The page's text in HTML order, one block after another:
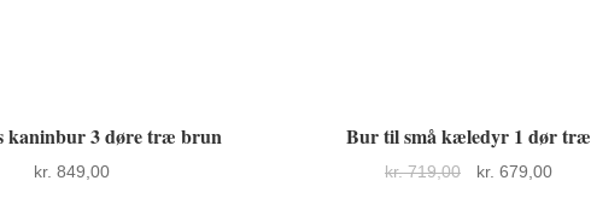
kaninbur 3 døre træ brun
kr. 849,00
Bur til små kæledyr 1 dør træ
kr.719,00
Den
kr. 679,00Den